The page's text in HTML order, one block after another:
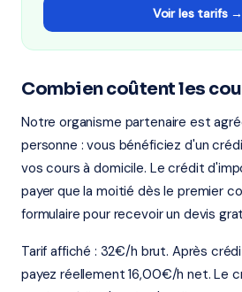
Voir les tarifs →
Combien coûtent les
Notre organisme partenaire est
personne : vous bénéficiez d'un
vos cours à domicile. Le crédit
payer que la moitié dès le premier
formulaire pour recevoir un devis
Tarif affiché : 32€/h brut. Après
payez réellement 16,00€/h net. Le